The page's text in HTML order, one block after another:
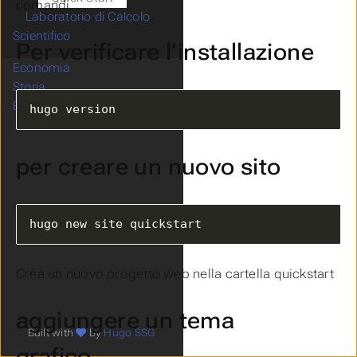
comandi.
Per verificare l’installazione
hugo version
per creare un nuovo sito
hugo new site quickstart
Crea un nuovo progetto web nella cartella quickstart
aggiungere un tema
Laboratorio di Calcolo
Scientifico
Economia
Storia
Blogs
Built with by Hugo SSG